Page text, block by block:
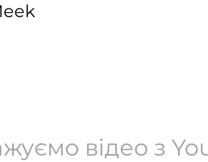
відео з